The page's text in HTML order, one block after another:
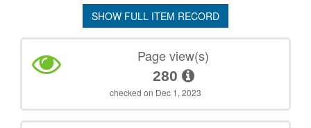
SHOW FULL ITEM RECORD
Page view(s)
280
checked on Dec 1, 2023